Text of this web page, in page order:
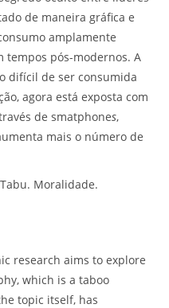
de maneira gráfica e
amplamente
tempos pós-modernos. A
difícil de ser consumida
agora está exposta com
de smatphones,
mais o número de
Moralidade.
research aims to explore
which is a taboo
topic itself, has